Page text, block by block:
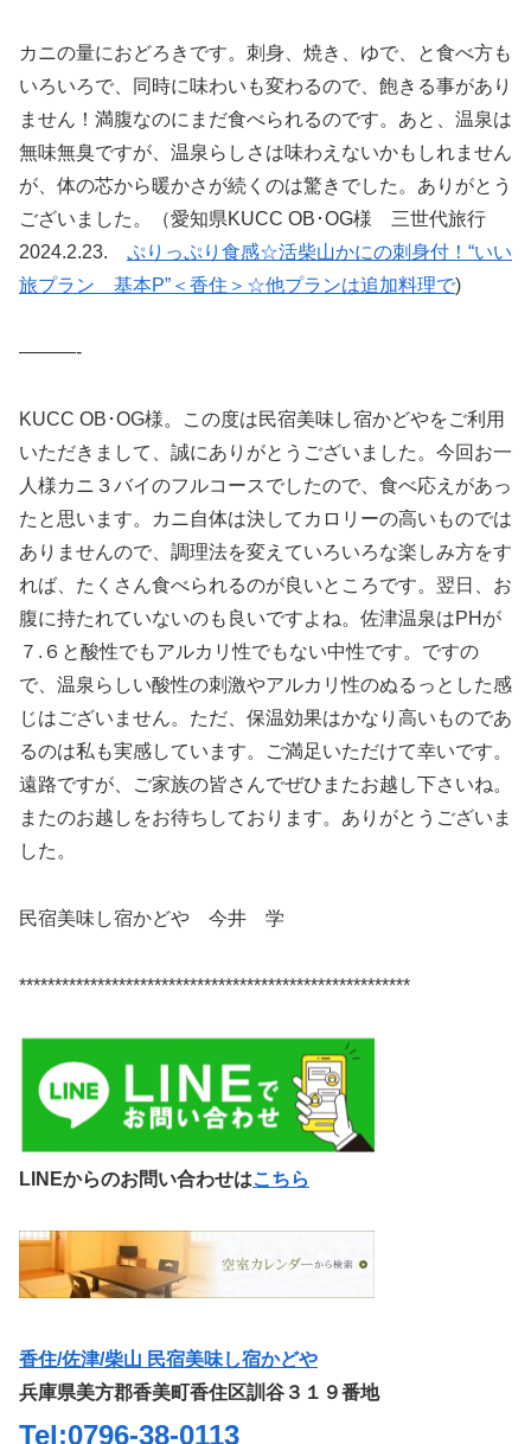
カニの量におどろきです。刺身、焼き、ゆで、と食べ方も
いろいろで、同時に味わいも変わるので、飽きる事があり
ません！満腹なのにまだ食べられるのです。あと、温泉は
無味無臭ですが、温泉らしさは味わえないかもしれません
が、体の芯から暖かさが続くのは驚きでした。ありがとう
ございました。（愛知県KUCC OB･OG様 三世代旅行
2024.2.23. ぷりっぷり食感☆活柴山かにの刺身付！“いい
旅プラン 基本P”＜香住＞☆他プランは追加料理で)
———-
KUCC OB･OG様。この度は民宿美味し宿かどやをご利用
いただきまして、誠にありがとうございました。今回お一
人様カニ３バイのフルコースでしたので、食べ応えがあっ
たと思います。カニ自体は決してカロリーの高いものでは
ありませんので、調理法を変えていろいろな楽しみ方をす
れば、たくさん食べられるのが良いところです。翌日、お
腹に持たれていないのも良いですよね。佐津温泉はPHが
７.６と酸性でもアルカリ性でもない中性です。ですの
で、温泉らしい酸性の刺激やアルカリ性のぬるっとした感
じはございません。ただ、保温効果はかなり高いものであ
るのは私も実感しています。ご満足いただけて幸いです。
遠路ですが、ご家族の皆さんでぜひまたお越し下さいね。
またのお越しをお待ちしております。ありがとうございま
した。
民宿美味し宿かどや 今井 学
*******************************************************
LINEからのお問い合わせはこちら
香住/佐津/柴山 民宿美味し宿かどや
兵庫県美方郡香美町香住区訓谷３１９番地
Tel:0796-38-0113